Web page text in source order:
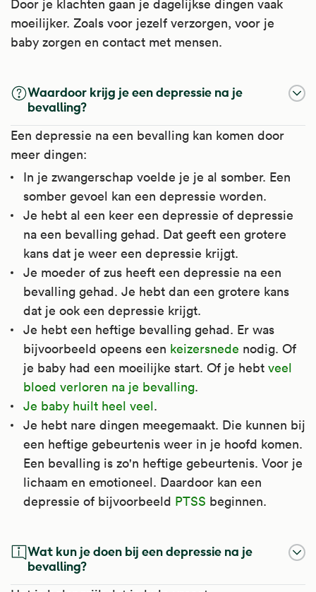
Door je klachten gaan je dagelijkse dingen vaak
moeilijker. Zoals voor jezelf verzorgen, voor je
baby zorgen en contact met mensen.
Waardoor krijg je een depressie na je
bevalling?
Een depressie na een bevalling kan komen door
meer dingen:
In je zwangerschap voelde je je al somber. Een
somber gevoel kan een depressie worden.
Je hebt al een keer een depressie of depressie
na een bevalling gehad. Dat geeft een grotere
kans dat je weer een depressie krijgt.
Je moeder of zus heeft een depressie na een
bevalling gehad. Je hebt dan een grotere kans
dat je ook een depressie krijgt.
Je hebt een heftige bevalling gehad. Er was
bijvoorbeeld opeens een keizersnede nodig. Of
je baby had een moeilijke start. Of je hebt veel
bloed verloren na je bevalling.
Je baby huilt heel veel.
Je hebt nare dingen meegemaakt. Die kunnen bij
een heftige gebeurtenis weer in je hoofd komen.
Een bevalling is zo'n heftige gebeurtenis. Voor je
lichaam en emotioneel. Daardoor kan een
depressie of bijvoorbeeld PTSS beginnen.
Wat kun je doen bij een depressie na je
bevalling?